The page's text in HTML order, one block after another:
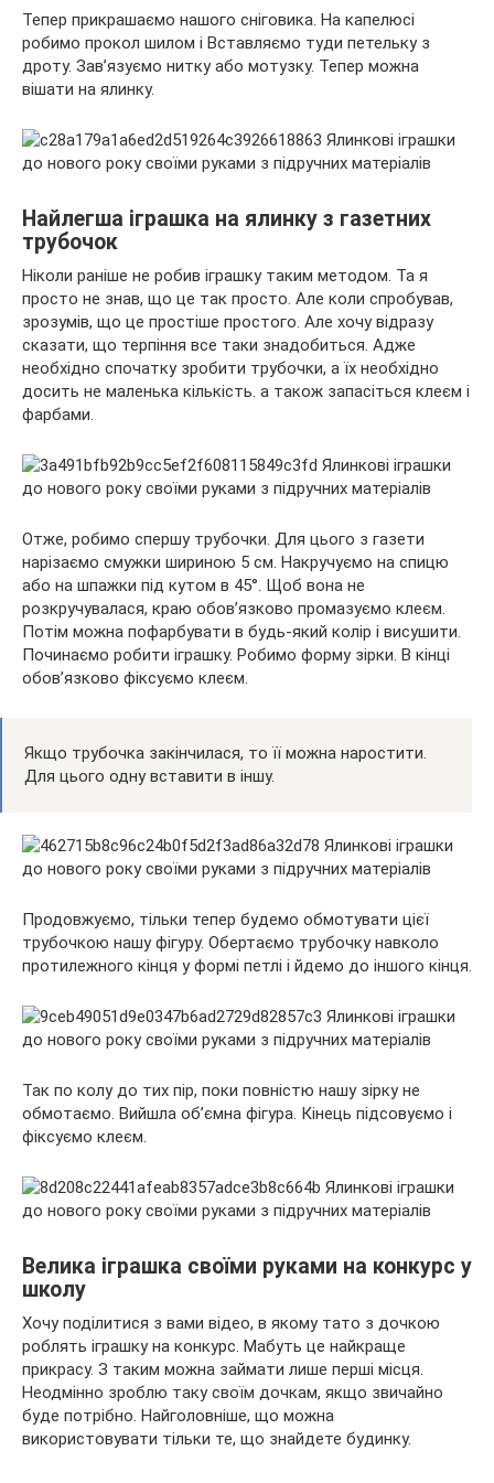
Тепер прикрашаємо нашого сніговика. На капелюсі
робимо прокол шилом і Вставляємо туди петельку з
дроту. Зав’язуємо нитку або мотузку. Тепер можна
вішати на ялинку.
Найлегша іграшка на ялинку з газетних
трубочок
Ніколи раніше не робив іграшку таким методом. Та я
просто не знав, що це так просто. Але коли спробував,
зрозумів, що це простіше простого. Але хочу відразу
сказати, що терпіння все таки знадобиться. Адже
необхідно спочатку зробити трубочки, а їх необхідно
досить не маленька кількість. а також запасіться клеєм і
фарбами.
Отже, робимо спершу трубочки. Для цього з газети
нарізаємо смужки шириною 5 см. Накручуємо на спицю
або на шпажки під кутом в 45°. Щоб вона не
розкручувалася, краю обов’язково промазуємо клеєм.
Потім можна пофарбувати в будь-який колір і висушити.
Починаємо робити іграшку. Робимо форму зірки. В кінці
обов’язково фіксуємо клеєм.
Якщо трубочка закінчилася, то її можна наростити.
Для цього одну вставити в іншу.
Продовжуємо, тільки тепер будемо обмотувати цієї
трубочкою нашу фігуру. Обертаємо трубочку навколо
протилежного кінця у формі петлі і йдемо до іншого кінця.
Так по колу до тих пір, поки повністю нашу зірку не
обмотаємо. Вийшла об’ємна фігура. Кінець підсовуємо і
фіксуємо клеєм.
Велика іграшка своїми руками на конкурс у
школу
Хочу поділитися з вами відео, в якому тато з дочкою
роблять іграшку на конкурс. Мабуть це найкраще
прикрасу. З таким можна займати лише перші місця.
Неодмінно зроблю таку своїм дочкам, якщо звичайно
буде потрібно. Найголовніше, що можна
використовувати тільки те, що знайдете будинку.